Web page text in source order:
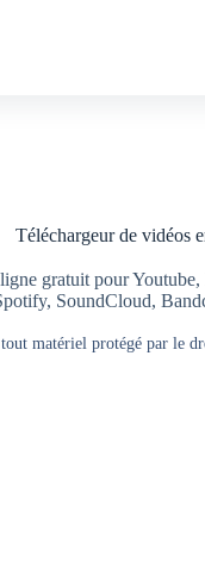
Téléchargeur de vidéos
gratuit pour
SoundCloud,
matériel protégé par le